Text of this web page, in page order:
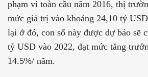
phạm vi toàn cầu năm 2016, thị
mức giá trị vào khoảng 24,10 tỷ
lại ở đó, con số này được dự báo sẽ
tỷ USD vào 2022, đạt mức tăng
14.5%/ năm.